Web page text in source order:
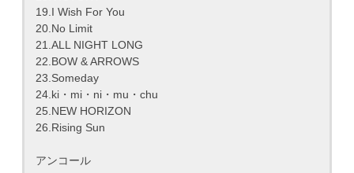
19.I Wish For You
20.No Limit
21.ALL NIGHT LONG
22.BOW & ARROWS
23.Someday
24.ki・mi・ni・mu・chu
25.NEW HORIZON
26.Rising Sun
アンコール